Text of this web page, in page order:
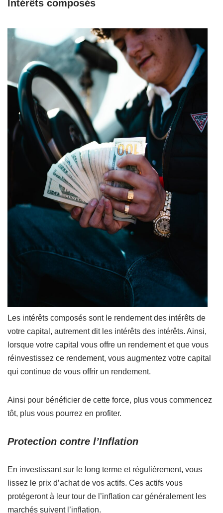
Intérêts composés
Les intérêts composés sont le rendement des intérêts de
votre capital, autrement dit les intérêts des intérêts. Ainsi,
lorsque votre capital vous offre un rendement et que vous
réinvestissez ce rendement, vous augmentez votre capital
qui continue de vous offrir un rendement.
Ainsi pour bénéficier de cette force, plus vous commencez
tôt, plus vous pourrez en profiter.
Protection contre l’Inflation
En investissant sur le long terme et régulièrement, vous
lissez le prix d’achat de vos actifs. Ces actifs vous
protégeront à leur tour de l’inflation car généralement les
marchés suivent l’inflation.